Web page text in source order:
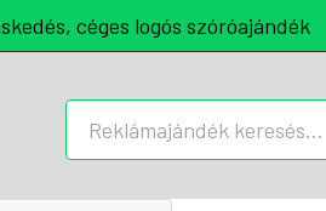
céges logós szóróajándék